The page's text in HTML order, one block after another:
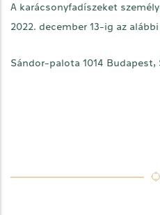
A karácsonyfadíszeket
2022. december 13-ig az
Sándor-palota 1014 Budapest,